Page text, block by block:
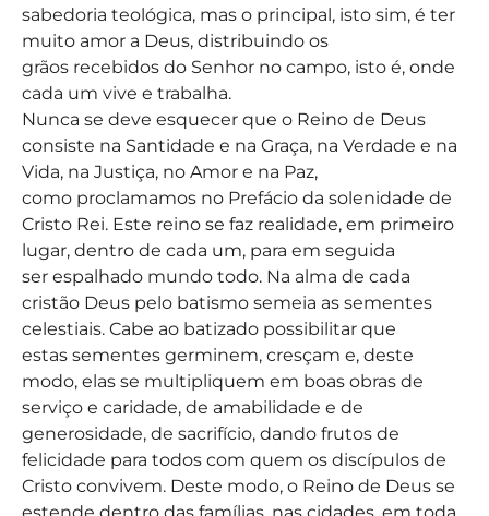
sabedoria teológica, mas o principal, isto sim, é ter
muito amor a Deus, distribuindo os
grãos recebidos do Senhor no campo, isto é, onde
cada um vive e trabalha.
Nunca se deve esquecer que o Reino de Deus
consiste na Santidade e na Graça, na Verdade e na
Vida, na Justiça, no Amor e na Paz,
como proclamamos no Prefácio da solenidade de
Cristo Rei. Este reino se faz realidade, em primeiro
lugar, dentro de cada um, para em seguida
ser espalhado mundo todo. Na alma de cada
cristão Deus pelo batismo semeia as sementes
celestiais. Cabe ao batizado possibilitar que
estas sementes germinem, cresçam e, deste
modo, elas se multipliquem em boas obras de
serviço e caridade, de amabilidade e de
generosidade, de sacrifício, dando frutos de
felicidade para todos com quem os discípulos de
Cristo convivem. Deste modo, o Reino de Deus se